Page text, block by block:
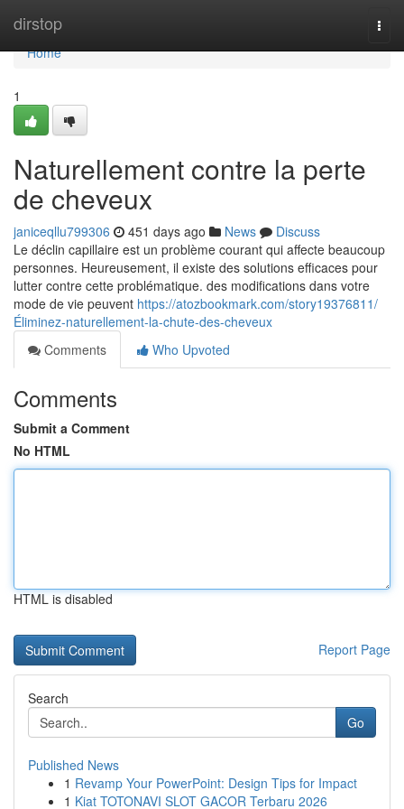
dirstop
Home
Home
1
Naturellement contre la perte
de cheveux
janiceqllu799306 451 days ago News
Discuss
Le déclin capillaire est un problème courant qui affecte beaucoup
personnes. Heureusement, il existe des solutions efficaces pour
lutter contre cette problématique. des modifications dans votre
mode de vie peuvent https://atozbookmark.com/story19376811/
Éliminez-naturellement-la-chute-des-cheveux
Comments
Who Upvoted
Comments
Submit a Comment
No HTML
HTML is disabled
Report Page
Search
Go
Published News
1 Revamp Your PowerPoint: Design Tips for Impact
1 Kiat TOTONAVI SLOT GACOR Terbaru 2026